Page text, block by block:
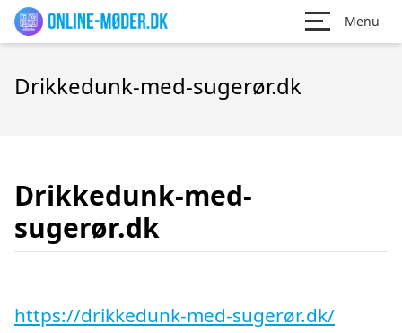
Menu
Drikkedunk-med-sugerør.dk
Drikkedunk-med-
sugerør.dk
https://drikkedunk-med-sugerør.dk/